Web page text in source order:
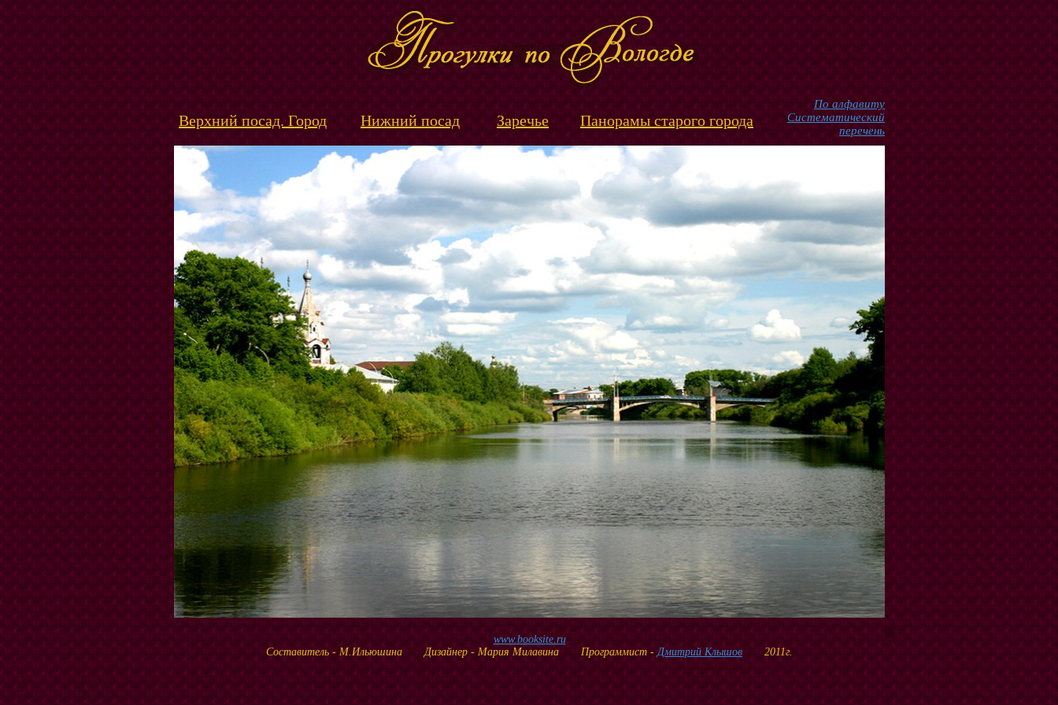
Верхний посад. Город Нижний посад Заречье Панорамы старого города
По алфавиту
Систематический
перечень
www.booksite.ru
Составитель - М.Ильюшина Дизайнер - Мария Милавина Программист -Дмитрий Клышов2011г.